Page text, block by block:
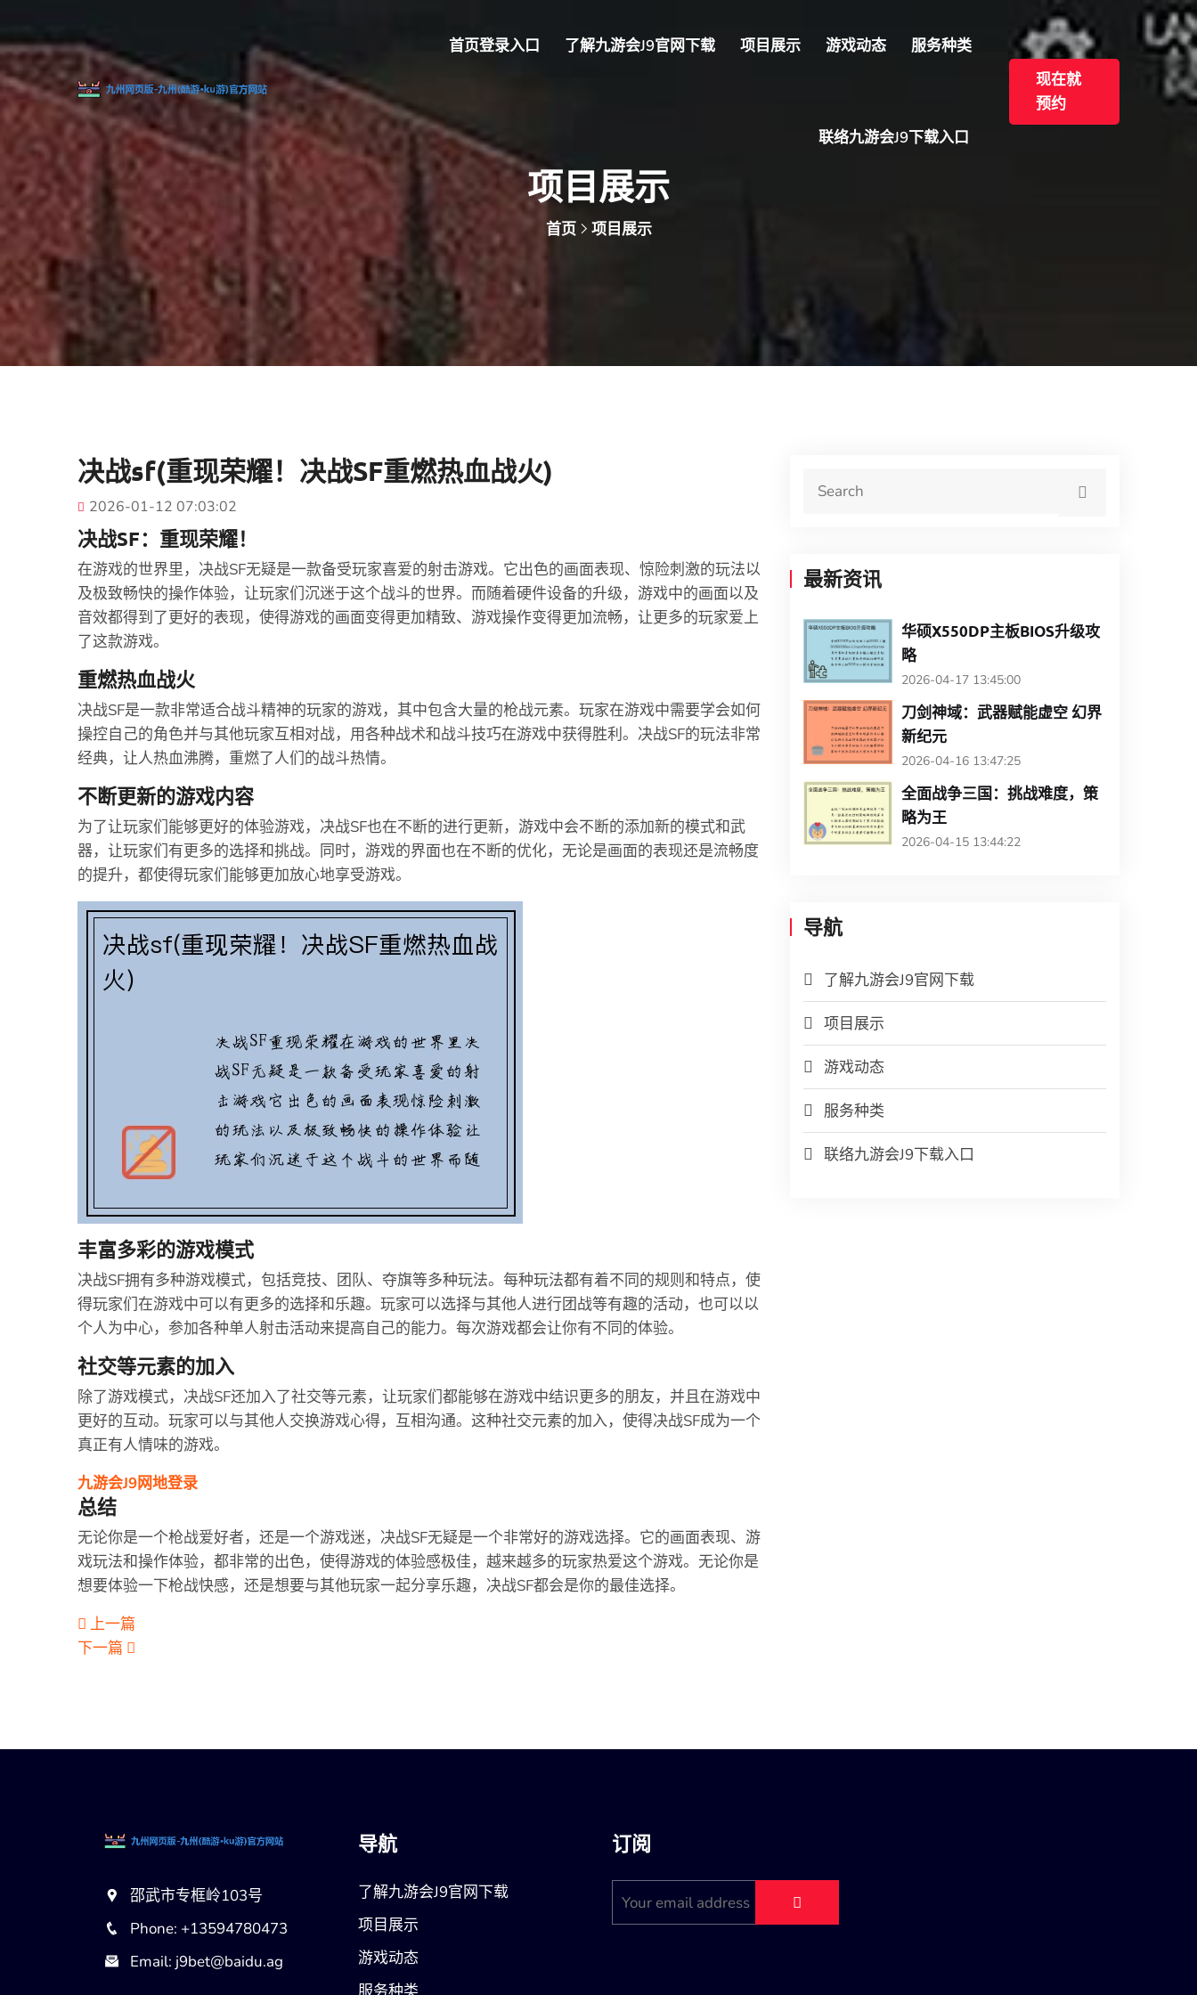
首页登录入口 了解九游会J9官网下载 项目展示 游戏动态 服务种类
联络九游会J9下载入口
现在就
预约
项目展示
首页 项目展示
决战sf(重现荣耀！决战SF重燃热血战火)
2026-01-12 07:03:02
决战SF：重现荣耀！
在游戏的世界里，决战SF无疑是一款备受玩家喜爱的射击游戏。它出色的画面表现、惊险刺激的玩法以
及极致畅快的操作体验，让玩家们沉迷于这个战斗的世界。而随着硬件设备的升级，游戏中的画面以及
音效都得到了更好的表现，使得游戏的画面变得更加精致、游戏操作变得更加流畅，让更多的玩家爱上
了这款游戏。
重燃热血战火
决战SF是一款非常适合战斗精神的玩家的游戏，其中包含大量的枪战元素。玩家在游戏中需要学会如何
操控自己的角色并与其他玩家互相对战，用各种战术和战斗技巧在游戏中获得胜利。决战SF的玩法非常
经典，让人热血沸腾，重燃了人们的战斗热情。
不断更新的游戏内容
为了让玩家们能够更好的体验游戏，决战SF也在不断的进行更新，游戏中会不断的添加新的模式和武
器，让玩家们有更多的选择和挑战。同时，游戏的界面也在不断的优化，无论是画面的表现还是流畅度
的提升，都使得玩家们能够更加放心地享受游戏。
丰富多彩的游戏模式
决战SF拥有多种游戏模式，包括竞技、团队、夺旗等多种玩法。每种玩法都有着不同的规则和特点，使
得玩家们在游戏中可以有更多的选择和乐趣。玩家可以选择与其他人进行团战等有趣的活动，也可以以
个人为中心，参加各种单人射击活动来提高自己的能力。每次游戏都会让你有不同的体验。
社交等元素的加入
除了游戏模式，决战SF还加入了社交等元素，让玩家们都能够在游戏中结识更多的朋友，并且在游戏中
更好的互动。玩家可以与其他人交换游戏心得，互相沟通。这种社交元素的加入，使得决战SF成为一个
真正有人情味的游戏。
九游会J9网地登录
总结
无论你是一个枪战爱好者，还是一个游戏迷，决战SF无疑是一个非常好的游戏选择。它的画面表现、游
戏玩法和操作体验，都非常的出色，使得游戏的体验感极佳，越来越多的玩家热爱这个游戏。无论你是
想要体验一下枪战快感，还是想要与其他玩家一起分享乐趣，决战SF都会是你的最佳选择。
上一篇
下一篇
最新资讯
华硕X550DP主板BIOS升级攻
略
2026-04-17 13:45:00
刀剑神域：武器赋能虚空 幻界
新纪元
2026-04-16 13:47:25
全面战争三国：挑战难度，策
略为王
2026-04-15 13:44:22
导航
了解九游会J9官网下载
项目展示
游戏动态
服务种类
联络九游会J9下载入口
邵武市专框岭103号
Phone: +13594780473
Email: j9bet@baidu.ag
导航
了解九游会J9官网下载
项目展示
游戏动态
订阅